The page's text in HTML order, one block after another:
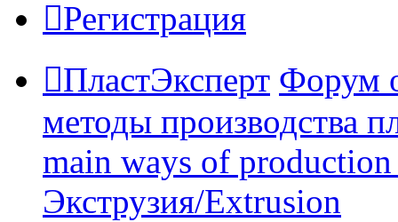
Регистрация
ПластЭксперт Форум
методы производства
main ways of
Экструзия/Extrusion